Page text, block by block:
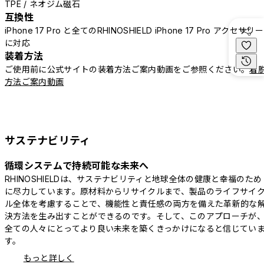
TPE / ネオジム磁石
互換性
iPhone 17 Pro と全てのRHINOSHIELD iPhone 17 Pro アクセサリー
に対応
装着方法
ご使用前に公式サイトの装着方法ご案内動画をご参照ください。着
方法ご案内動画
サステナビリティ
循環システムで持続可能な未来へ
RHINOSHIELDは、サステナビリティと地球全体の健康と幸福のため
に尽力しています。原材料からリサイクルまで、製品のライフサイ
ル全体を考慮することで、機能性と責任感の両方を備えた革新的な
決方法を生み出すことができるのです。そして、このアプローチが
全ての人々にとってより良い未来を築くきっかけになると信じてい
す。
もっと詳しく